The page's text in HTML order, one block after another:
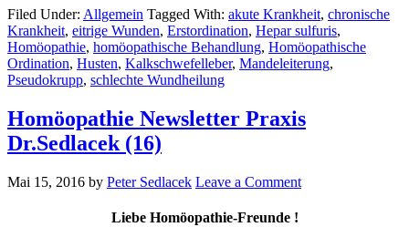
Filed Under: Allgemein Tagged With: akute Krankheit, chronische
Krankheit, eitrige Wunden, Erstordination, Hepar sulfuris,
Homöopathie, homöopathische Behandlung, Homöopathische
Ordination, Husten, Kalkschwefelleber, Mandeleiterung,
Pseudokrupp, schlechte Wundheilung
Homöopathie Newsletter Praxis
Dr.Sedlacek (16)
Mai 15, 2016 by Peter Sedlacek Leave a Comment
Liebe Homöopathie-Freunde !